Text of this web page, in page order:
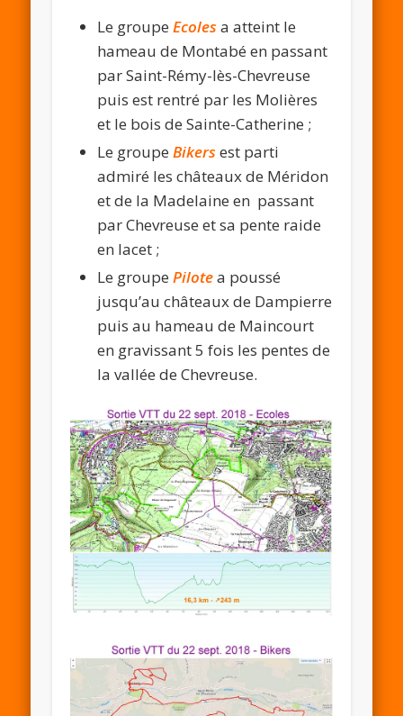
Le groupeEcolesa atteint le
hameau de Montabé en passant
par Saint-Rémy-lès-Chevreuse
puis est rentré par les Molières
et le bois de Sainte-Catherine ;
Le groupeBikersest parti
admiré les châteaux de Méridon
et de la Madelaine en passant
par Chevreuse et sa pente raide
en lacet ;
Le groupePilotea poussé
jusqu’au châteaux de Dampierre
puis au hameau de Maincourt
en gravissant 5 fois les pentes de
la vallée de Chevreuse.